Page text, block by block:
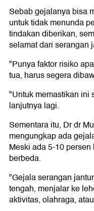
Sebab gejalanya bisa
untuk tidak menunda
tindakan diberikan,
selamat dari serangan
"Punya faktor risiko
tua, harus segera
"Untuk memastikan ini
lanjutnya lagi.
Sementara itu, Dr dr
mengungkap ada
Meski ada 5-10
berbeda.
"Gejala serangan
tengah, menjalar ke
aktivitas, olahraga,